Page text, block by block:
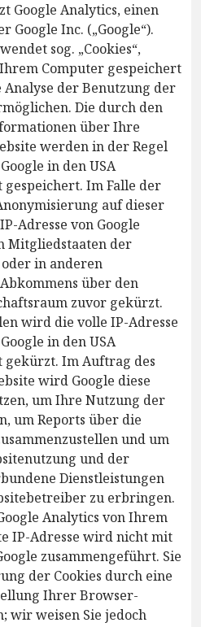
Google Analytics, einen
Google Inc. („Google“).
sog. „Cookies“,
Computer gespeichert
der Benutzung der
Die durch den
über Ihre
werden in der Regel
in den USA
Im Falle der
auf dieser
Adresse von Google
Mitgliedstaaten der
in anderen
über den
zuvor gekürzt.
wird die volle IP-Adresse
in den USA
Im Auftrag des
wird Google diese
um Ihre Nutzung der
um Reports über die
und um
und der
Dienstleistungen
zu erbringen.
Analytics von Ihrem
IP-Adresse wird nicht mit
zusammengeführt. Sie
der Cookies durch eine
Ihrer Browser-
wir weisen Sie jedoch